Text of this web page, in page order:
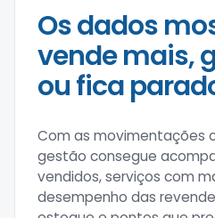
Os dados
vende mais,
ou fica
Com as movimentações
gestão consegue
vendidos, serviços com
desempenho das